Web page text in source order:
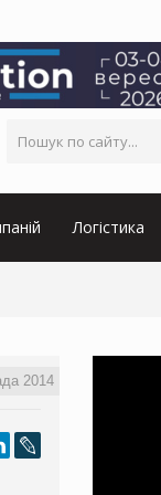
Логістика
2014